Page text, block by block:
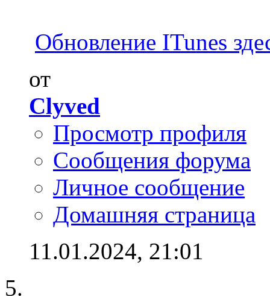
Обновление ITunes
от
Clyved
Просмотр профиля
Сообщения форума
Личное сообщение
Домашняя страница
11.01.2024, 21:01